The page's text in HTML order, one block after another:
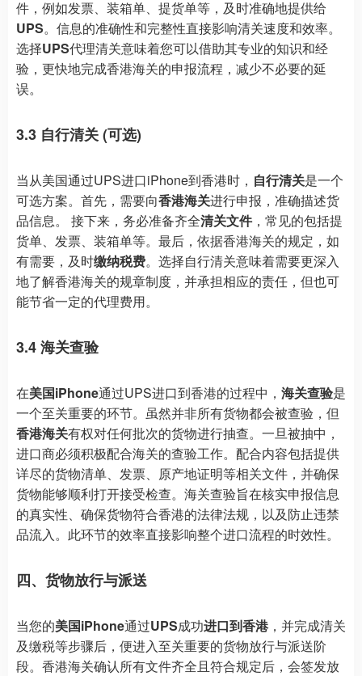
件，例如发票、装箱单、提货单等，及时准确地提供给
UPS。信息的准确性和完整性直接影响清关速度和效率。
选择UPS代理清关意味着您可以借助其专业的知识和经
验，更快地完成香港海关的申报流程，减少不必要的延
误。
3.3 自行清关 (可选)
当从美国通过UPS进口iPhone到香港时， 自行清关是一个
可选方案。首先，需要向香港海关进行申报，准确描述货
品信息。 接下来，务必准备齐全清关文件，常见的包括提
货单、发票、装箱单等。最后，依据香港海关的规定，如
有需要，及时缴纳税费。选择自行清关意味着需要更深入
地了解香港海关的规章制度，并承担相应的责任，但也可
能节省一定的代理费用。
3.4 海关查验
在美国iPhone通过UPS进口到香港的过程中， 海关查验是
一个至关重要的环节。虽然并非所有货物都会被查验，但
香港海关有权对任何批次的货物进行抽查。一旦被抽中，
进口商必须积极配合海关的查验工作。配合内容包括提供
详尽的货物清单、发票、原产地证明等相关文件，并确保
货物能够顺利打开接受检查。海关查验旨在核实申报信息
的真实性、确保货物符合香港的法律法规，以及防止违禁
品流入。此环节的效率直接影响整个进口流程的时效性。
四、货物放行与派送
当您的美国iPhone通过UPS成功进口到香港，并完成清关
及缴税等步骤后，便进入至关重要的货物放行与派送阶
段。香港海关确认所有文件齐全且符合规定后，会签发放